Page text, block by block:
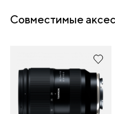
Совместимые